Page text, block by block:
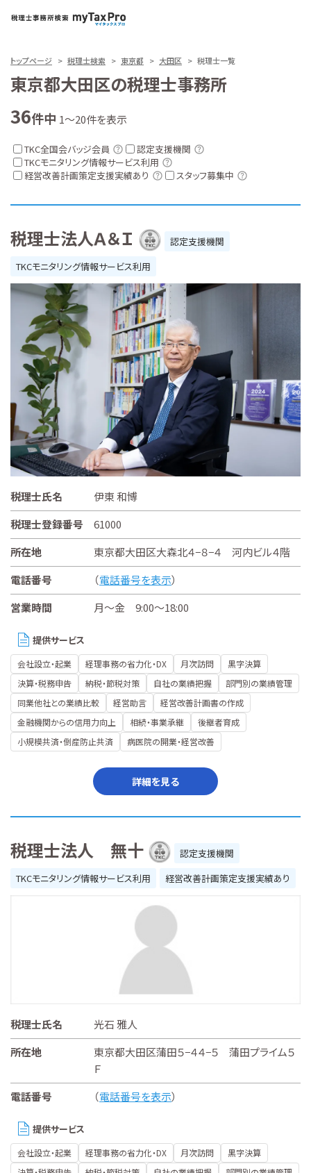
トップページ 税理士検索 東京都 大田区 税理士一覧
東京都大田区の税理士事務所
36件中 1～20件を表示
TKC全国会バッジ会員
認定支援機関
TKCモニタリング情報サービス利用
経営改善計画策定支援実績あり
スタッフ募集中
税理士法人Ａ＆Ｉ
認定支援機関
TKCモニタリング情報サービス利用
税理士氏名
伊東 和博
税理士登録番号
61000
所在地
東京都大田区大森北４−８−４ 河内ビル４階
電話番号
（電話番号を表示）
営業時間
月～金 9:00～18:00
提供サービス
会社設立・起業 経理事務の省力化・DX 月次訪問
黒字決算
決算・税務申告
納税・節税対策 自社の業績把握
部門別の業績管理
同業他社との業績比較
経営助言
経営改善計画書の作成
金融機関からの信用力向上
相続・事業承継
後継者育成
小規模共済・倒産防止共済
病医院の開業・経営改善
詳細を見る
税理士法人 無十
認定支援機関
TKCモニタリング情報サービス利用
経営改善計画策定支援実績あり
税理士氏名
光石 雅人
所在地
東京都大田区蒲田５−４４−５ 蒲田プライム５
Ｆ
電話番号
（電話番号を表示）
提供サービス
会社設立・起業 経理事務の省力化・DX 月次訪問
黒字決算